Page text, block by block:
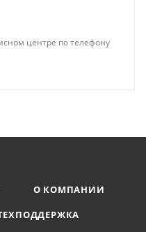
центре по телефону
О КОМПАНИИ